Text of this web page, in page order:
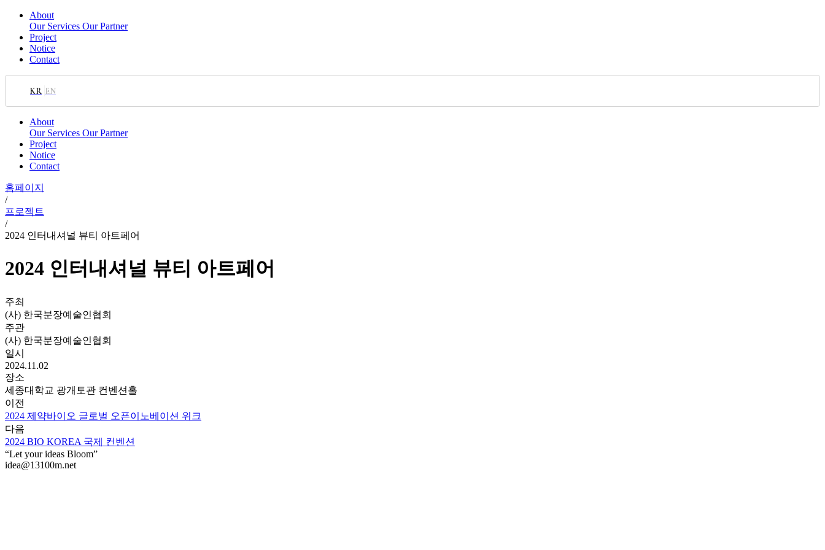
About
Our Services Our Partner
Project
Notice
Contact
KR EN
About
Our Services Our Partner
Project
Notice
Contact
홈페이지
/
프로젝트
/
2024 인터내셔널 뷰티 아트페어
2024 인터내셔널 뷰티 아트페어
주최
(사) 한국분장예술인협회
주관
(사) 한국분장예술인협회
일시
2024.11.02
장소
세종대학교 광개토관 컨벤션홀
이전
2024 제약바이오 글로벌 오픈이노베이션 위크
다음
2024 BIO KOREA 국제 컨벤션
“Let your ideas Bloom”
idea@13100m.net